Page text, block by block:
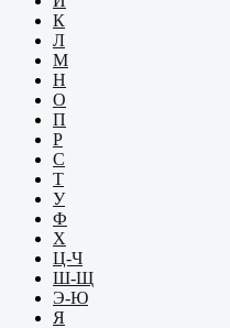
К
Л
М
Н
О
П
Р
С
Т
У
Ф
Х
Ц-Ч
Ш-Щ
Э-Ю
Я